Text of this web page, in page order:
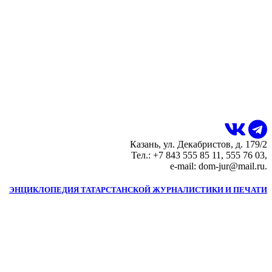
Казань, ул. Декабристов, д. 179/2
Тел.: +7 843 555 85 11, 555 76 03,
e-mail: dom-jur@mail.ru.
ЭНЦИКЛОПЕДИЯ ТАТАРСТАНСКОЙ ЖУРНАЛИСТИКИ И ПЕЧАТИ